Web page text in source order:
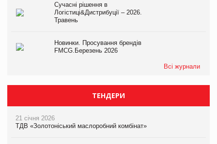
Сучасні рішення в
Логістиці&Дистрибуції – 2026.
Травень
Новинки. Просування брендів
FMCG.Березень 2026
Всі журнали
ТЕНДЕРИ
21 січня 2026
ТДВ «Золотоніський маслоробний комбінат»